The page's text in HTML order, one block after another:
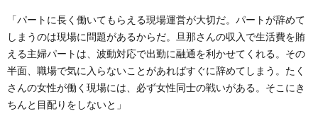
「パートに長く働いてもらえる現場運営が大切だ。パートが辞めて
しまうのは現場に問題があるからだ。旦那さんの収入で生活費を賄
える主婦パートは、波動対応で出勤に融通を利かせてくれる。その
半面、職場で気に入らないことがあればすぐに辞めてしまう。たく
さんの女性が働く現場には、必ず女性同士の戦いがある。そこにき
ちんと目配りをしないと」